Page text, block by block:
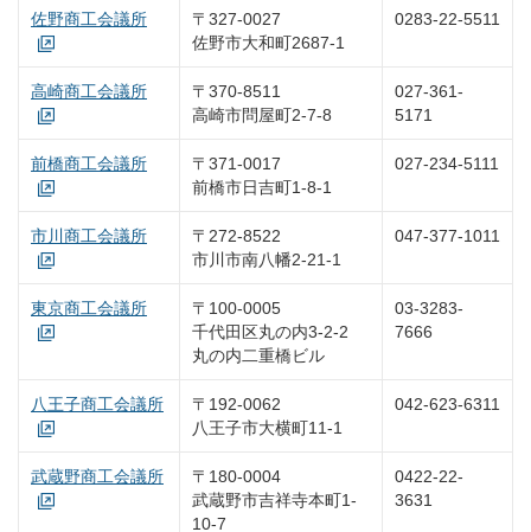
佐野商工会議所
〒327-0027
佐野市大和町2687-1
0283-22-5511
高崎商工会議所
〒370-8511
高崎市問屋町2-7-8
027-361-
5171
前橋商工会議所
〒371-0017
前橋市日吉町1-8-1
027-234-5111
市川商工会議所
〒272-8522
市川市南八幡2-21-1
047-377-1011
東京商工会議所
〒100-0005
千代田区丸の内3-2-2
丸の内二重橋ビル
03-3283-
7666
八王子商工会議所
〒192-0062
八王子市大横町11-1
042-623-6311
武蔵野商工会議所
〒180-0004
武蔵野市吉祥寺本町1-
10-7
0422-22-
3631